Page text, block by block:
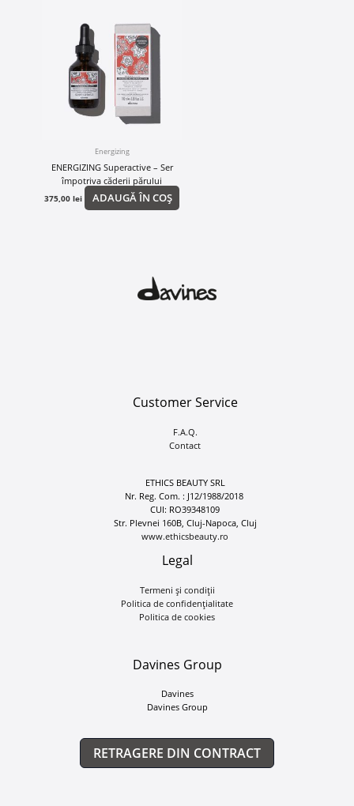
Energizing
ENERGIZING Superactive – Ser
împotriva căderii părului
375,00lei ADAUGĂ ÎN COȘ
Customer Service
F.A.Q.
Contact
ETHICS BEAUTY SRL
Nr. Reg. Com. : J12/1988/2018
CUI: RO39348109
Str. Plevnei 160B, Cluj-Napoca, Cluj
www.ethicsbeauty.ro
Legal
Termeni și condiții
Politica de confidențialitate
Politica de cookies
Davines Group
Davines
Davines Group
RETRAGERE DIN CONTRACT